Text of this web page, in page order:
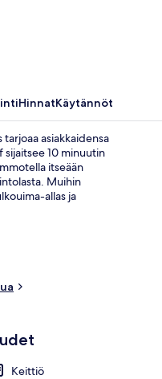
HinnatKäytännöt
asiakkaidensa
sijaitsee 10 minuutin
itseään
Muihin
allas ja
sängyt sekä
Keittiö